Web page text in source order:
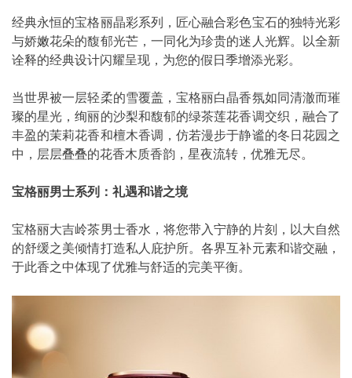
经典永恒的宝格丽晶彩系列，匠心融合彩色宝石的独特光彩
与娇嫩花朵的馥郁光芒，一同化为珍贵的迷人光辉。以全新
诠释的经典设计闪耀呈现，为您的假日季增添光彩。
当世界被一层轻柔的雪覆盖，宝格丽白晶香氛如同清澈而璀
璨的星光，绚丽的沙梨和馥郁的绿茶莲花香调交织，融合了
丰盈的茉莉花香和檀木香调，仿若漫步于静谧的冬日花园之
中，层层叠叠的花香木质香韵，星夜流转，优雅无尽。
宝格丽男士系列：礼遇和谐之境
宝格丽大吉岭茶男士香水，将您带入宁静的片刻，以大自然
的舒缓之美倾情打造私人庇护所。各界互补元素和谐交融，
于此香之中体现了优雅与舒适的完美平衡。